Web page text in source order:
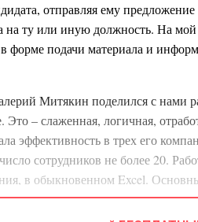
отправляя ему предложение
на ту или иную должность. На
форме подачи материала и
Митякин поделился с нами
– слаженная, логичная,
эффективность в трех его
сотрудников не более 20.
в обыкновенном Excel.
каждого члена коллектива,
результат, каждый воспринимает